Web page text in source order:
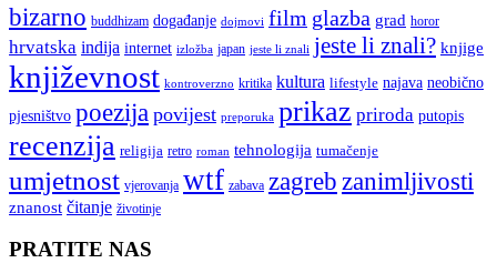
bizarno buddhizam događanje dojmovi film glazba grad horor
hrvatska indija internet izložba japan jeste li znali jeste li znali? knjige
književnost kontroverzno kritika kultura lifestyle najava neobično
pjesništvo poezija povijest preporuka prikaz priroda putopis
recenzija religija retro roman tehnologija tumačenje
umjetnost vjerovanja wtf zabava zagreb zanimljivosti
znanost čitanje životinje
PRATITE NAS